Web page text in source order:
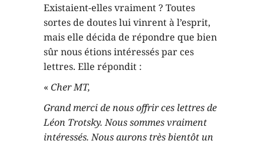
Existaient-elles vraiment ? Toutes
sortes de doutes lui vinrent à l’esprit,
mais elle décida de répondre que bien
sûr nous étions intéressés par ces
lettres. Elle répondit :
« Cher MT,
Grand merci de nous offrir ces lettres de
Léon Trotsky. Nous sommes vraiment
intéressés. Nous aurons très bientôt un